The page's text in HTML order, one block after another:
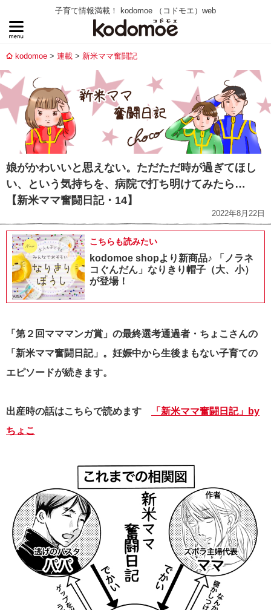
子育て情報満載！ kodomoe （コドモエ）web
kodomoe 連載 新米ママ奮闘記
娘がかわいいと思えない。ただただ時が過ぎてほし
い、という気持ちを、病院で打ち明けてみたら…
【新米ママ奮闘日記・14】
2022年8月22日
こちらも読みたい
kodomoe shopより新商品♪ 「ノラネ
コぐんだん」なりきり帽子（大、小）
が登場！
「第２回マママンガ賞」の最終選考通過者・ちょこさんの
「新米ママ奮闘日記」。妊娠中から生後まもない子育ての
エピソードが続きます。
出産時の話はこちらで読めます
「新米ママ奮闘日記」by
ちょこ